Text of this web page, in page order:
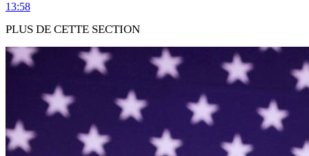
13:58
PLUS DE CETTE SECTION